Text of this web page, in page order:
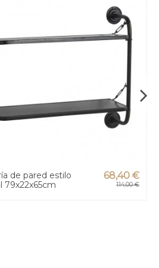
de pared estilo
79x22x65cm
68,40 €
114,00 €